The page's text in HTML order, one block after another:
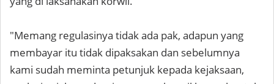
"Memang regulasinya tidak ada pak, adapun yang
membayar itu tidak dipaksakan dan sebelumnya
kami sudah meminta petunjuk kepada kejaksaan,